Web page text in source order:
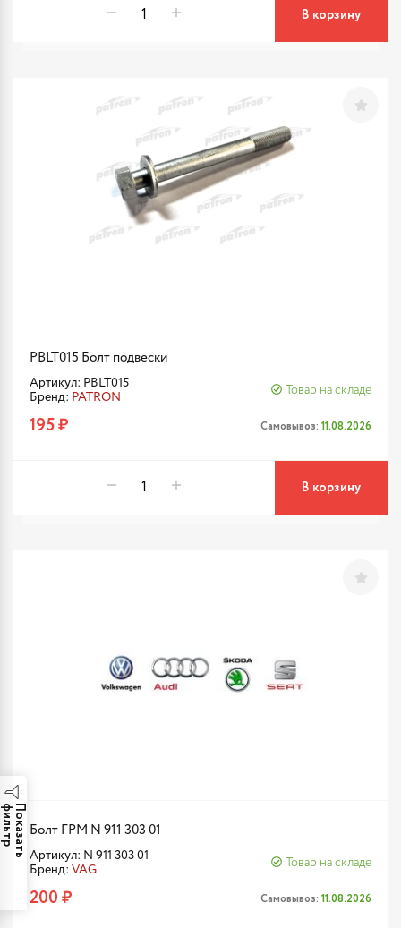
П
о
к
а
з
а
т
ь
ф
и
л
ь
т
В корзину
PBLT015 Болт подвески
Артикул: PBLT015
Бренд: PATRON
Товар на складе
195 ₽ Самовывоз: 11.08.2026
В корзину
Болт ГРМ N 911 303 01
Артикул: N 911 303 01
Бренд: VAG
Товар на складе
200 ₽ Самовывоз: 11.08.2026